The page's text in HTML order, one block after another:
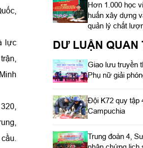
lực
Hơn 1.000 học
huấn xây dựng
quản lý chất
DƯ LUẬN QUAN
Giao lưu truyền
Phụ nữ giải
Đội K72 quy tập
Campuchia
Trung đoàn 4,